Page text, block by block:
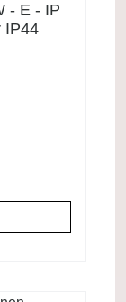
- E - IP
IP44